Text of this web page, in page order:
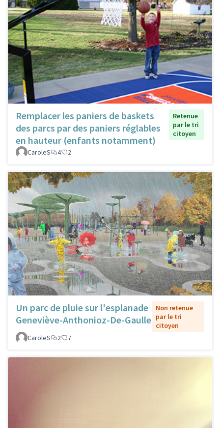
Remplacer les paniers de baskets
des parcs par des paniers réglables
en hauteur (enfants notamment)
Retenue
par le tri
citoyen
CaroleS 4 2
Un parc de pluie sur l'esplanade
Geneviève-Anthonioz-De-Gaulle
Non retenue
par le tri
citoyen
CaroleS
2 7